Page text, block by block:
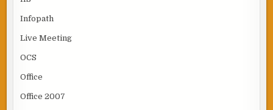
Infopath
Live Meeting
OCS
Office
Office 2007